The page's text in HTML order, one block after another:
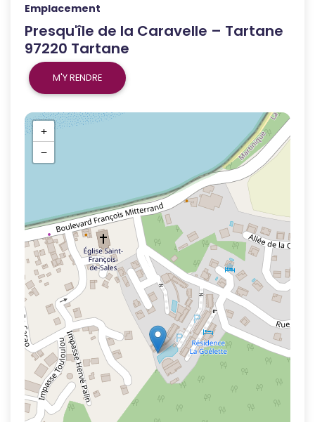
Emplacement
Presqu'île de la Caravelle – Tartane
97220 Tartane
M'Y RENDRE
+
−